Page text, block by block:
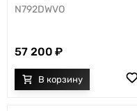
N792DWVO
57 200